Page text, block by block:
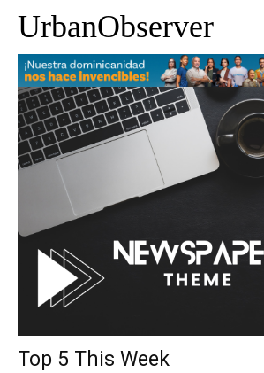
UrbanObserver
Top 5 This Week